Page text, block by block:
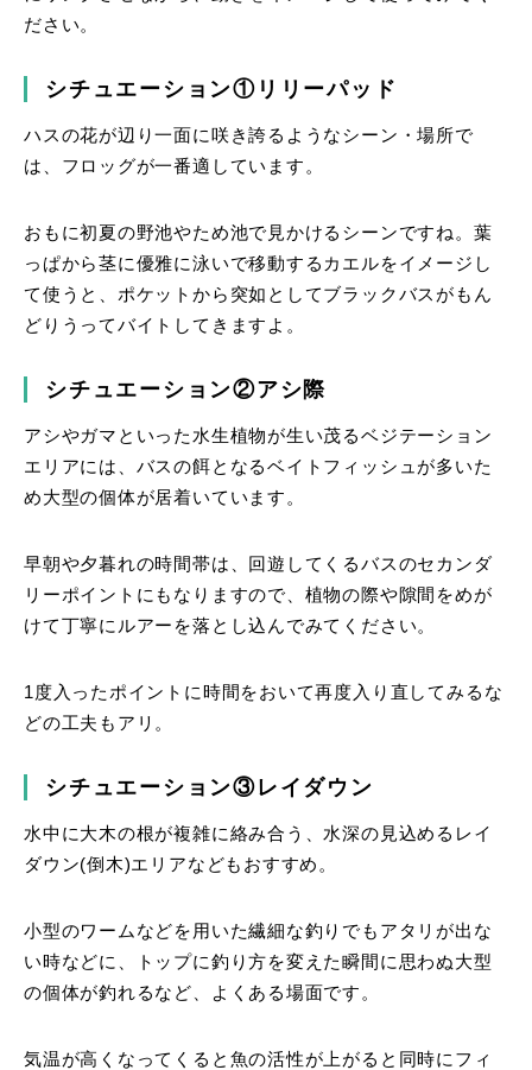
ださい。
シチュエーション①リリーパッド
ハスの花が辺り一面に咲き誇るようなシーン・場所で
は、フロッグが一番適しています。
おもに初夏の野池やため池で見かけるシーンですね。葉
っぱから茎に優雅に泳いで移動するカエルをイメージし
て使うと、ポケットから突如としてブラックバスがもん
どりうってバイトしてきますよ。
シチュエーション②アシ際
アシやガマといった水生植物が生い茂るベジテーション
エリアには、バスの餌となるベイトフィッシュが多いた
め大型の個体が居着いています。
早朝や夕暮れの時間帯は、回遊してくるバスのセカンダ
リーポイントにもなりますので、植物の際や隙間をめが
けて丁寧にルアーを落とし込んでみてください。
1度入ったポイントに時間をおいて再度入り直してみるな
どの工夫もアリ。
シチュエーション③レイダウン
水中に大木の根が複雑に絡み合う、水深の見込めるレイ
ダウン(倒木)エリアなどもおすすめ。
小型のワームなどを用いた繊細な釣りでもアタリが出な
い時などに、トップに釣り方を変えた瞬間に思わぬ大型
の個体が釣れるなど、よくある場面です。
気温が高くなってくると魚の活性が上がると同時にフィ